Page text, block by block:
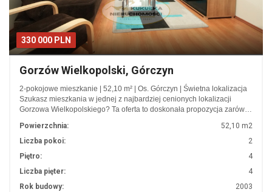
330 000 PLN
Gorzów Wielkopolski, Górczyn
2-pokojowe mieszkanie | 52,10 m² | Os. Górczyn | Świetna lokalizacja
Szukasz mieszkania w jednej z najbardziej cenionych lokalizacji
Gorzowa Wielkopolskiego? Ta oferta to doskonała propozycja zarów…
Powierzchnia:
52,10 m2
Liczba pokoi:
2
Piętro:
4
Liczba pięter:
4
Rok budowy:
2003